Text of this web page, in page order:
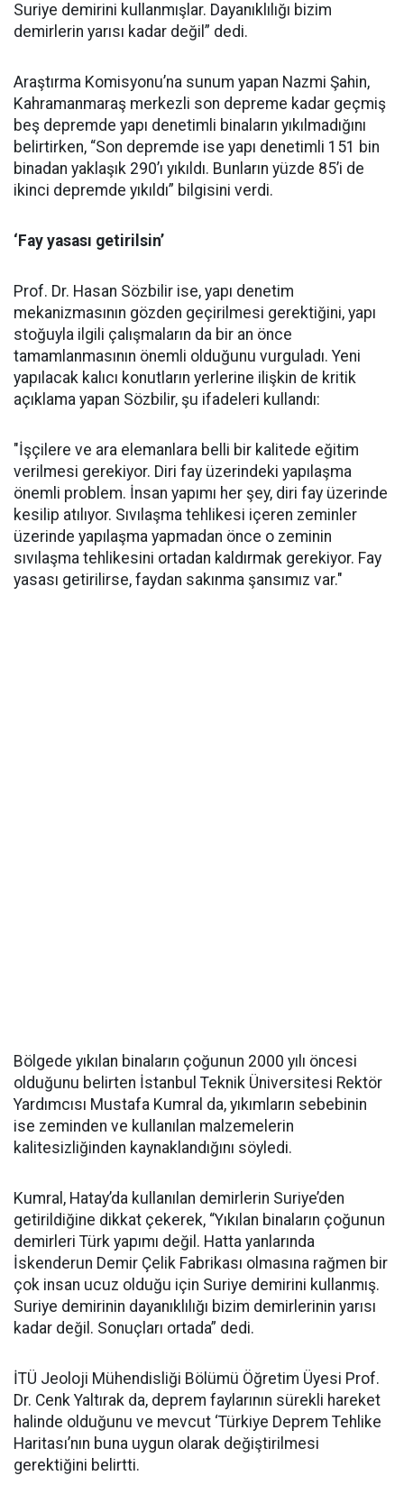
Suriye demirini kullanmışlar. Dayanıklılığı bizim
demirlerin yarısı kadar değil” dedi.
Araştırma Komisyonu’na sunum yapan Nazmi Şahin,
Kahramanmaraş merkezli son depreme kadar geçmiş
beş depremde yapı denetimli binaların yıkılmadığını
belirtirken, “Son depremde ise yapı denetimli 151 bin
binadan yaklaşık 290’ı yıkıldı. Bunların yüzde 85’i de
ikinci depremde yıkıldı” bilgisini verdi.
‘Fay yasası getirilsin’
Prof. Dr. Hasan Sözbilir ise, yapı denetim
mekanizmasının gözden geçirilmesi gerektiğini, yapı
stoğuyla ilgili çalışmaların da bir an önce
tamamlanmasının önemli olduğunu vurguladı. Yeni
yapılacak kalıcı konutların yerlerine ilişkin de kritik
açıklama yapan Sözbilir, şu ifadeleri kullandı:
"İşçilere ve ara elemanlara belli bir kalitede eğitim
verilmesi gerekiyor. Diri fay üzerindeki yapılaşma
önemli problem. İnsan yapımı her şey, diri fay üzerinde
kesilip atılıyor. Sıvılaşma tehlikesi içeren zeminler
üzerinde yapılaşma yapmadan önce o zeminin
sıvılaşma tehlikesini ortadan kaldırmak gerekiyor. Fay
yasası getirilirse, faydan sakınma şansımız var."
Bölgede yıkılan binaların çoğunun 2000 yılı öncesi
olduğunu belirten İstanbul Teknik Üniversitesi Rektör
Yardımcısı Mustafa Kumral da, yıkımların sebebinin
ise zeminden ve kullanılan malzemelerin
kalitesizliğinden kaynaklandığını söyledi.
Kumral, Hatay’da kullanılan demirlerin Suriye’den
getirildiğine dikkat çekerek, “Yıkılan binaların çoğunun
demirleri Türk yapımı değil. Hatta yanlarında
İskenderun Demir Çelik Fabrikası olmasına rağmen bir
çok insan ucuz olduğu için Suriye demirini kullanmış.
Suriye demirinin dayanıklılığı bizim demirlerinin yarısı
kadar değil. Sonuçları ortada” dedi.
İTÜ Jeoloji Mühendisliği Bölümü Öğretim Üyesi Prof.
Dr. Cenk Yaltırak da, deprem faylarının sürekli hareket
halinde olduğunu ve mevcut ‘Türkiye Deprem Tehlike
Haritası’nın buna uygun olarak değiştirilmesi
gerektiğini belirtti.